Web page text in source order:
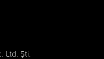
Ltd. Şti.